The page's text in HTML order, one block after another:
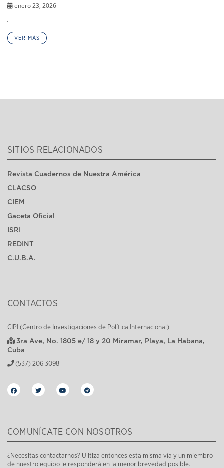
enero 23, 2026
VER MÁS
SITIOS RELACIONADOS
Revista Cuadernos de Nuestra América
CLACSO
CIEM
Gaceta Oficial
ISRI
REDINT
C.U.B.A.
CONTACTOS
CIPI (Centro de Investigaciones de Política Internacional)
3ra Ave, No. 1805 e/ 18 y 20 Miramar, Playa, La Habana,
Cuba
(537) 206 3098
COMUNÍCATE CON NOSOTROS
¿Necesitas contactarnos? Ulitiza entonces esta misma vía y un miembro
de nuestro equipo le responderá en la menor brevedad posible.